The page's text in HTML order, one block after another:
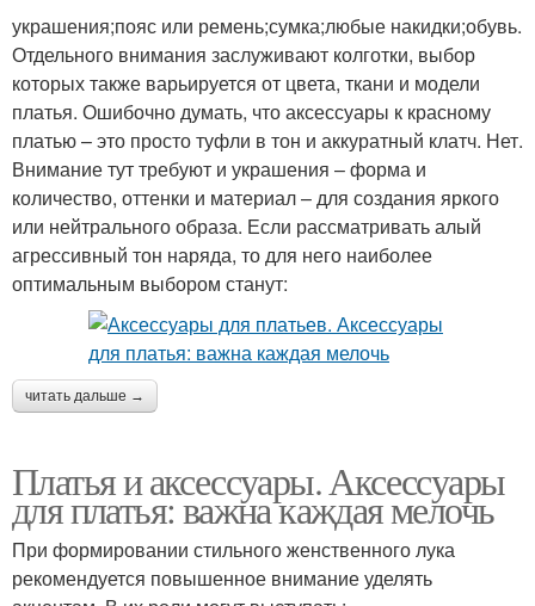
украшения;пояс или ремень;сумка;любые накидки;обувь.
Отдельного внимания заслуживают колготки, выбор
которых также варьируется от цвета, ткани и модели
платья. Ошибочно думать, что аксессуары к красному
платью – это просто туфли в тон и аккуратный клатч. Нет.
Внимание тут требуют и украшения – форма и
количество, оттенки и материал – для создания яркого
или нейтрального образа. Если рассматривать алый
агрессивный тон наряда, то для него наиболее
оптимальным выбором станут:
читать дальше →
Платья и аксессуары. Аксессуары
для платья: важна каждая мелочь
При формировании стильного женственного лука
рекомендуется повышенное внимание уделять